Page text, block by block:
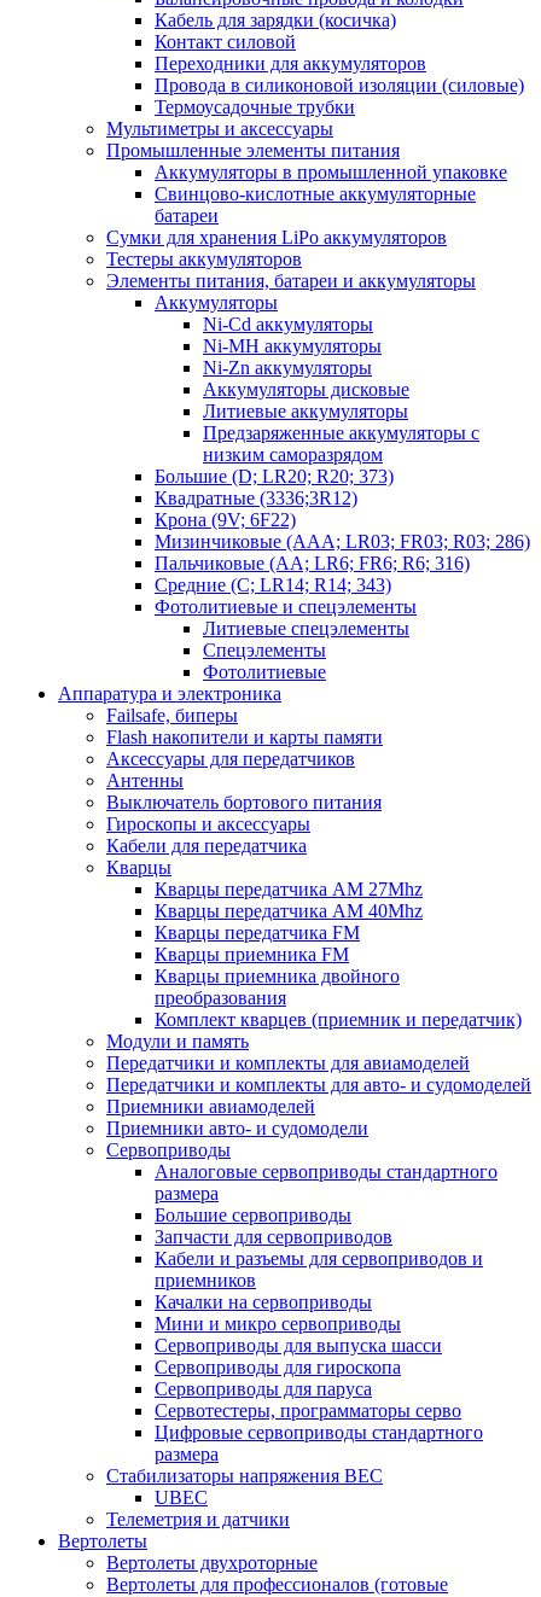
Кабель для зарядки (косичка)
Контакт силовой
Переходники для аккумуляторов
Провода в силиконовой изоляции (силовые)
Термоусадочные трубки
Мультиметры и аксессуары
Промышленные элементы питания
Аккумуляторы в промышленной упаковке
Свинцово-кислотные аккумуляторные
батареи
Сумки для хранения LiPo аккумуляторов
Тестеры аккумуляторов
Элементы питания, батареи и аккумуляторы
Аккумуляторы
Ni-Cd аккумуляторы
Ni-MH аккумуляторы
Ni-Zn аккумуляторы
Аккумуляторы дисковые
Литиевые аккумуляторы
Предзаряженные аккумуляторы с
низким саморазрядом
Большие (D; LR20; R20; 373)
Квадратные (3336;3R12)
Крона (9V; 6F22)
Мизинчиковые (AAA; LR03; FR03; R03; 286)
Пальчиковые (AA; LR6; FR6; R6; 316)
Средние (C; LR14; R14; 343)
Фотолитиевые и спецэлементы
Литиевые спецэлементы
Спецэлементы
Фотолитиевые
Аппаратура и электроника
Failsafe, биперы
Flash накопители и карты памяти
Аксессуары для передатчиков
Антенны
Выключатель бортового питания
Гироскопы и аксессуары
Кабели для передатчика
Кварцы
Кварцы передатчика AM 27Mhz
Кварцы передатчика AM 40Mhz
Кварцы передатчика FM
Кварцы приемника FM
Кварцы приемника двойного
преобразования
Комплект кварцев (приемник и передатчик)
Модули и память
Передатчики и комплекты для авиамоделей
Передатчики и комплекты для авто- и судомоделей
Приемники авиамоделей
Приемники авто- и судомодели
Сервоприводы
Аналоговые сервоприводы стандартного
размера
Большие сервоприводы
Запчасти для сервоприводов
Кабели и разъемы для сервоприводов и
приемников
Качалки на сервоприводы
Мини и микро сервоприводы
Сервоприводы для выпуска шасси
Сервоприводы для гироскопа
Сервоприводы для паруса
Сервотестеры, программаторы серво
Цифровые сервоприводы стандартного
размера
Стабилизаторы напряжения BEC
UBEC
Телеметрия и датчики
Вертолеты
Вертолеты двухроторные
Вертолеты для профессионалов (готовые